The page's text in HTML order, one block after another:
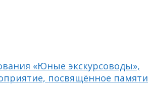
«Юные экскурсоводы»,
посвящённое памяти